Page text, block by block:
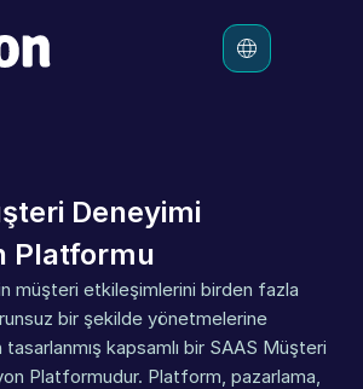
Deneyimi
Platformu
müşteri etkileşimlerini birden fazla
bir şekilde yönetmelerine
tasarlanmış kapsamlı bir SAAS Müşteri
Platformudur. Platform, pazarlama,